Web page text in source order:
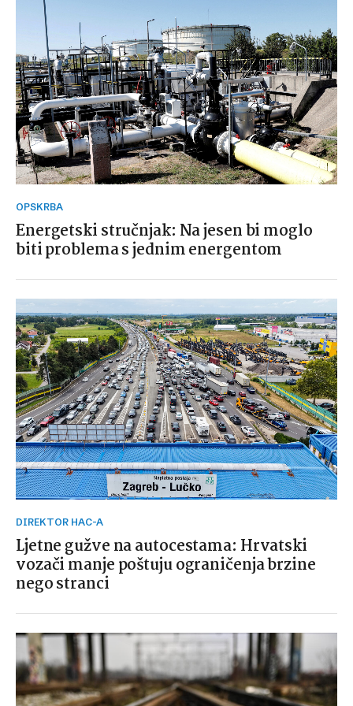
OPSKRBA
Energetski stručnjak: Na jesen bi moglo
biti problema s jednim energentom
DIREKTOR HAC-A
Ljetne gužve na autocestama: Hrvatski
vozači manje poštuju ograničenja brzine
nego stranci